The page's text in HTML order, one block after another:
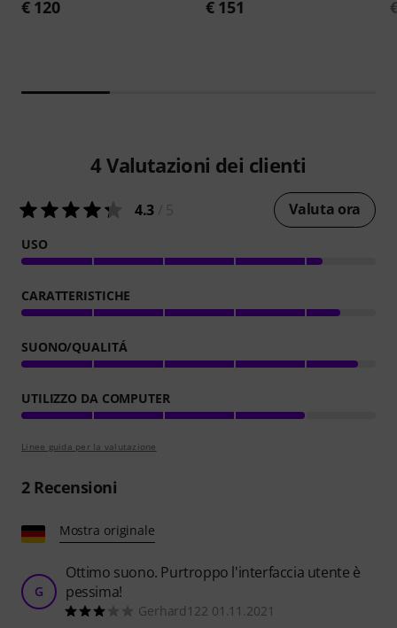
€ 120 € 151
4 Valutazioni dei clienti
4.3 Valuta ora
USO
CARATTERISTICHE
SUONO/QUALITÁ
UTILIZZO DA COMPUTER
Linee guida per la valutazione
2Recensioni
Mostra originale
G
Ottimo suono. Purtroppo l'interfaccia utente è
pessima!
Gerhard122 01.11.2021